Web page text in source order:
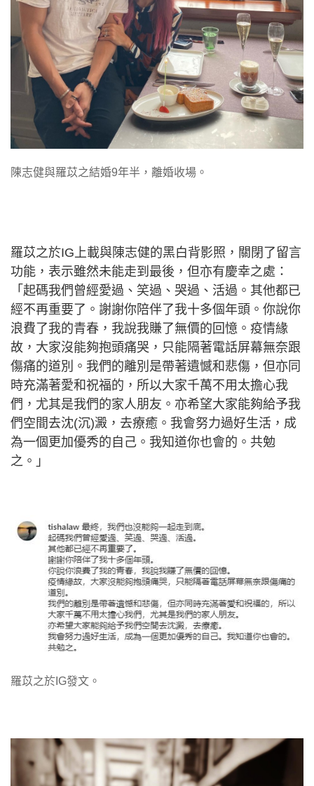
陳志健與羅苡之結婚9年半，離婚收場。
羅苡之於IG上載與陳志健的黑白背影照，關閉了留言
功能，表示雖然未能走到最後，但亦有慶幸之處：
「起碼我們曾經愛過、笑過、哭過、活過。其他都已
經不再重要了。謝謝你陪伴了我十多個年頭。你說你
浪費了我的青春，我說我賺了無價的回憶。疫情緣
故，大家沒能夠抱頭痛哭，只能隔著電話屏幕無奈跟
傷痛的道別。我們的離別是帶著遺憾和悲傷，但亦同
時充滿著愛和祝福的，所以大家千萬不用太擔心我
們，尤其是我們的家人朋友。亦希望大家能夠給予我
們空間去沈(沉)澱，去療癒。我會努力過好生活，成
為一個更加優秀的自己。我知道你也會的。共勉
之。」
羅苡之於IG發文。